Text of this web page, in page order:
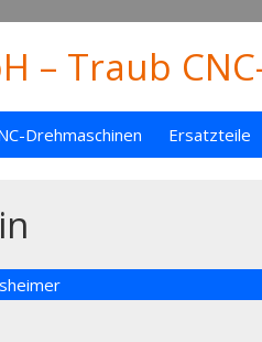
– Traub
Drehmaschinen Ersatzteile